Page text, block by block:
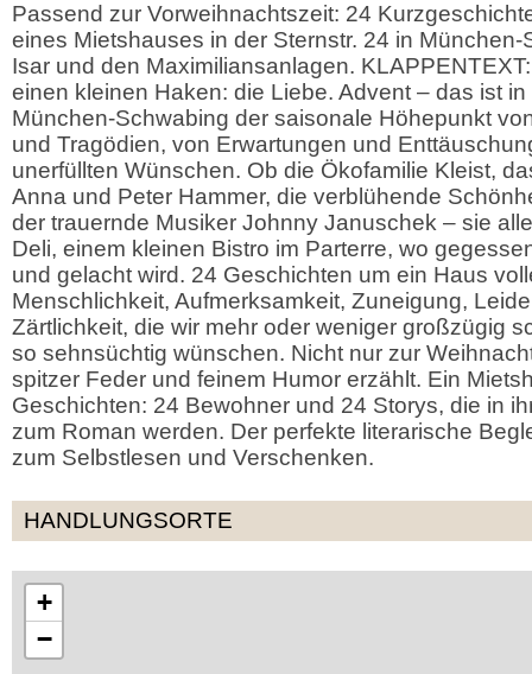
Passend zur Vorweihnachtszeit: 24
eines Mietshauses in der Sternstr. 24 in
Isar und den Maximiliansanlagen.
einen kleinen Haken: die Liebe. Advent – das ist
München-Schwabing der saisonale Höhepunkt
und Tragödien, von Erwartungen und
unerfüllten Wünschen. Ob die Ökofamilie Kleist,
Anna und Peter Hammer, die verblühende
der trauernde Musiker Johnny Januschek – sie
Deli, einem kleinen Bistro im Parterre, wo
und gelacht wird. 24 Geschichten um ein Haus
Menschlichkeit, Aufmerksamkeit, Zuneigung,
Zärtlichkeit, die wir mehr oder weniger großzügig
so sehnsüchtig wünschen. Nicht nur zur
spitzer Feder und feinem Humor erzählt. Ein
Geschichten: 24 Bewohner und 24 Storys, die in
zum Roman werden. Der perfekte literarische
zum Selbstlesen und Verschenken.
HANDLUNGSORTE
+
−